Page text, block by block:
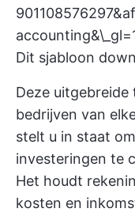
Dit sjabloon
Deze
bedrijven van
stelt u in staat
investeringen te
Het houdt
kosten en